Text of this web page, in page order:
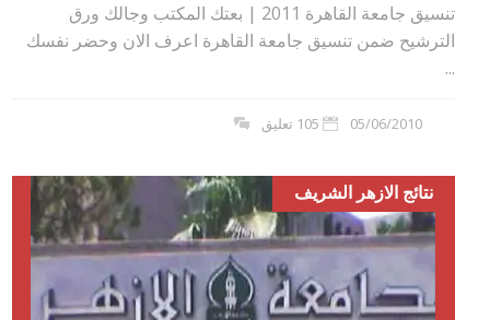
تنسيق جامعة القاهرة 2011 | بعتك المكتب وجالك ورق
الترشيح ضمن تنسيق جامعة القاهرة اعرف الان وحضر نفسك
...
05/06/2010 105 تعليق
نتائج الازهر الشريف